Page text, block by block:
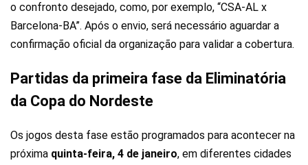
o confronto desejado, como, por exemplo, “CSA-AL x
Barcelona-BA”. Após o envio, será necessário aguardar a
confirmação oficial da organização para validar a cobertura.
Partidas da primeira fase da Eliminatória
da Copa do Nordeste
Os jogos desta fase estão programados para acontecer na
próxima quinta-feira, 4 de janeiro, em diferentes cidades